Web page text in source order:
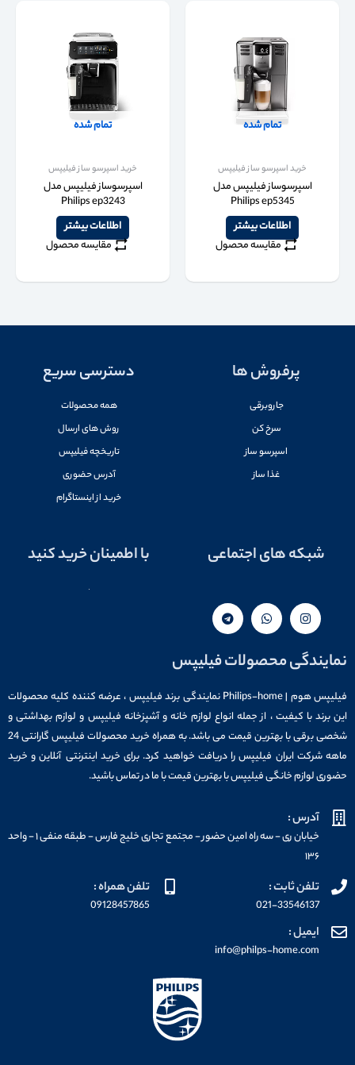
تمام شده
خرید اسپرسو ساز فیلیپس
اسپرسوساز فیلیپس مدل
Philips ep5345
اطلاعات بیشتر
مقایسه محصول
تمام شده
خرید اسپرسو ساز فیلیپس
اسپرسوساز فیلیپس مدل
Philips ep3243
اطلاعات بیشتر
مقایسه محصول
پرفروش ها
جاروبرقی
سرخ کن
اسپرسو ساز
غذا ساز
دسترسی سریع
همه محصولات
روش های ارسال
تاریخچه فیلیپس
آدرس حضوری
خرید از اینستاگرام
شبکه های اجتماعی با اطمینان خرید کنید
نمایندگی محصولات فیلیپس
فیلیپس هوم | Philips-home نمایندگی برند فیلیپس ، عرضه کننده کلیه محصولات
این برند با کیفیت ، از جمله انواع لوازم خانه و آشپزخانه فیلیپس و لوازم بهداشتی و
شخصی برقی با بهترین قیمت می باشد. به همراه خرید محصولات فیلیپس گارانتی 24
ماهه شرکت ایران فیلیپس را دریافت خواهید کرد. برای خرید اینترنتی آنلاین و خرید
حضوری لوازم خانگی فیلیپس با بهترین قیمت با ما در تماس باشید.
آدرس :
خیابان ری - سه راه امین حضور - مجتمع تجاری خلیج فارس - طبقه منفی ۱ - واحد
۱۳۶
تلفن ثابت :
021-33546137
تلفن همراه :
09128457865
ایمیل :
info@philps-home.com